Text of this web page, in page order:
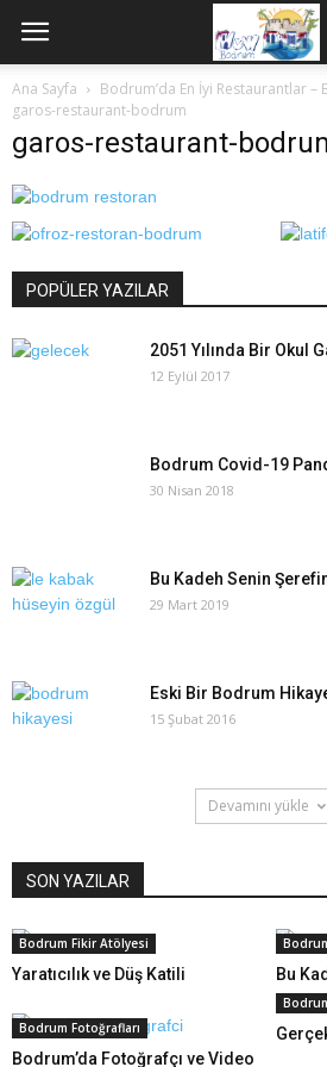
Ana Sayfa
Bodrum’da En İyi Restaurantlar –
garos-restaurant-bodrum
garos-restaurant-
POPÜLER YAZILAR
2051 Yılında Bir Okul
12 Eylül 2017
Bodrum Covid-19
30 Nisan 2018
Bu Kadeh Senin
29 Mart 2019
Eski Bir Bodrum
15 Şubat 2016
Devamını yükle
SON YAZILAR
Bodrum Fikir Atölyesi
Yaratıcılık ve Düş Katili Bu
Bodrum Fotoğrafları
Bodrum’da Fotoğrafçı ve Video